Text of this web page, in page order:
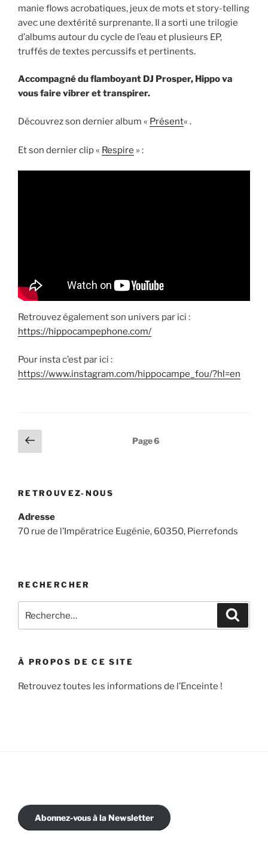
manie flows acrobatiques, jeux de mots et story-telling
avec une dextérité surprenante. Il a sorti une trilogie
d’albums autour du cycle de l’eau et plusieurs EP,
truffés de textes percussifs et pertinents.
Accompagné du flamboyant DJ Prosper, Hippo va
vous faire vibrer et transpirer.
Découvrez son dernier album « Présent« .
Et son dernier clip « Respire » :
Retrouvez également son univers par ici :
https://hippocampephone.com/
Pour insta c’est par ici :
https://www.instagram.com/hippocampe_fou/?hl=en
Pagination
des
Page
précédente
Page6
RETROUVEZ-NOUS
Adresse
70 rue de l’Impératrice Eugénie, 60350, Pierrefonds
RECHERCHER
pour
À PROPOS DE CE SITE
Retrouvez toutes les informations de l’Enceinte !
Abonnez-vous à la Newsletter